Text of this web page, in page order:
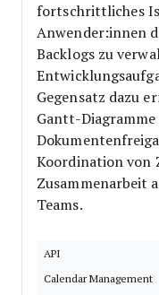
fortschrittliches
Anwender:innen
Backlogs zu
Gegensatz dazu
Gantt-
Koordination von
Zusammenarbeit
Teams.
API
Calendar Management